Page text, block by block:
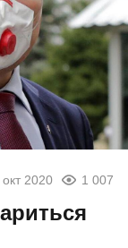
окт 2020 1 007